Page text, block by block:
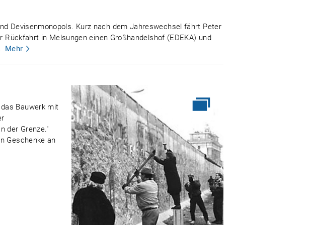
Devisenmonopols. Kurz nach dem Jahreswechsel fährt Peter
in Melsungen einen Großhandelshof (EDEKA) und
Mehr
Bauwerk mit
der Grenze."
Geschenke an